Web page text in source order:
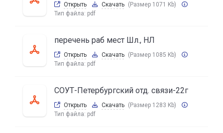
Открыть Скачать (Размер 1071 Kb)
Тип файла: pdf
перечень раб мест Шл., НЛ
Открыть Скачать (Размер 1085 Kb)
Тип файла: pdf
СОУТ-Петербургский отд. связи-22г
Открыть Скачать (Размер 1283 Kb)
Тип файла: pdf